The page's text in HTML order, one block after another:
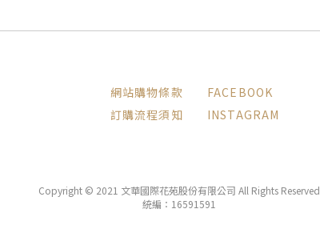
網站購物條款
訂購流程須知
FACEBOOK
INSTAGRAM
Copyright © 2021 文華國際花苑股份有限公司 All Rights Reserved
統編：16591591